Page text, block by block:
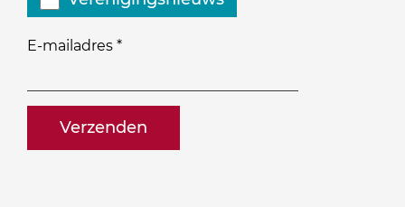
E-mailadres *
naam@bedrijf.nl
je
willen